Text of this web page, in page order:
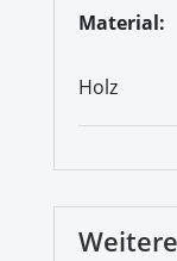
Material:
Holz